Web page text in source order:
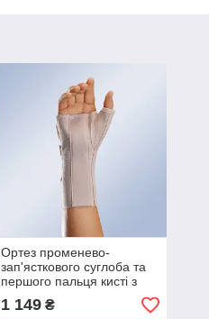
Ортез променево-
зап'ясткового суглоба та
першого пальця кисті з
Orliman
1 149₴